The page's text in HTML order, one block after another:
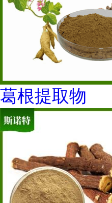
葛根提取物